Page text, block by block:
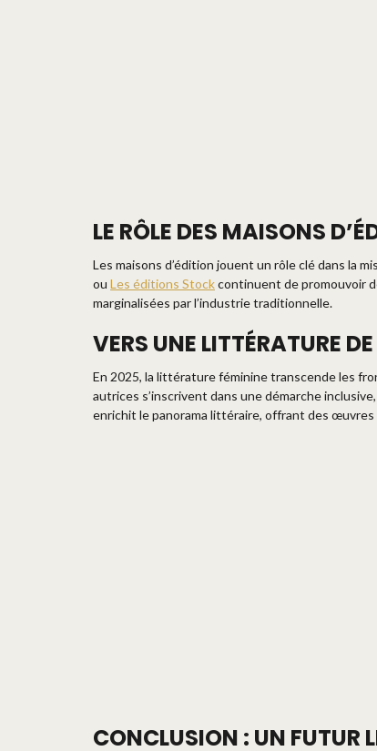
LE RÔLE DES MAISONS
Les maisons d’édition jouent un rôle clé dans la
ou Les éditions Stockcontinuent de promouvoir
marginalisées par l’industrie traditionnelle.
VERS UNE LITTÉRATURE
En 2025, la littérature féminine transcende les
autrices s’inscrivent dans une démarche
enrichit le panorama littéraire, offrant des
CONCLUSION : UN FUTUR